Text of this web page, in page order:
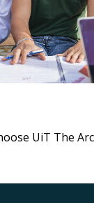
UiT The